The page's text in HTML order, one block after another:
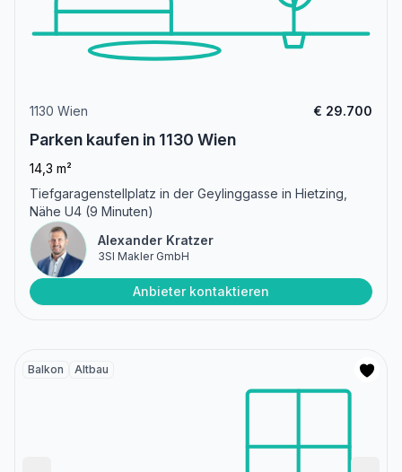
1130 Wien € 29.700
Parken kaufen in 1130 Wien
14,3 m²
Tiefgaragenstellplatz in der Geylinggasse in Hietzing,
Nähe U4 (9 Minuten)
Alexander Kratzer
3SI Makler GmbH
Anbieter kontaktieren
Balkon Altbau